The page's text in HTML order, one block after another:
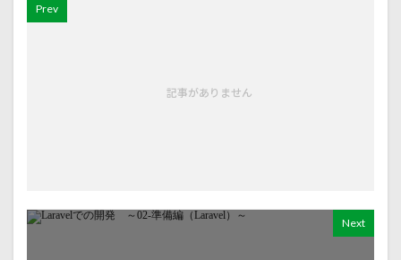
Prev
記事がありません
Next